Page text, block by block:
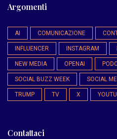
Argomenti
AI COMUNICAZIONE
INFLUENCER INSTAGRAM
NEW MEDIA OPENAI
SOCIAL BUZZ WEEK SOCIAL
TRUMP TV X
Contattaci